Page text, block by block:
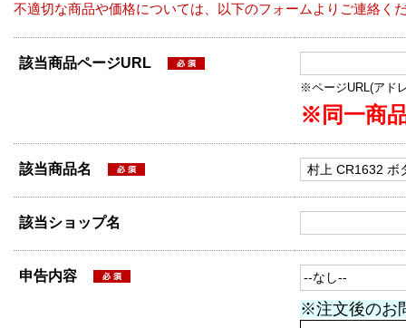
不適切な商品や価格については、以下のフォームよりご連絡く
該当商品ページURL
※ページURL(アド
※同一商
該当商品名
該当ショップ名
申告内容
※注文後のお